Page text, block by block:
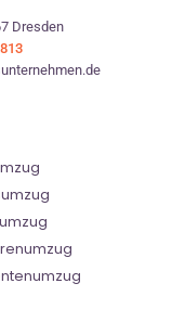
Dresden